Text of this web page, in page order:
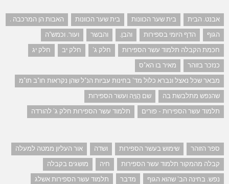
אבנט. הבית בית שער הכוונות בית שער הכוונות
האבות הן המרכבה .
הגוף
הדף היומי בספירות והבן. והבשר
ועור. וכמש"ה
חכמת הקבלה תלמוד עשר הספירות
חלק ג' חלק יב
חלק יג
כנזכר בזוהר
מאיר בו הא"ס
מבאר שכל נאצל ונברא כלול מד' בחינות עביות הנ"ל שהן נקראות חו"ב תו"מ
שהנפש מתלבשת בה
שם הֲוָיָה ועשר הספירות
תלמוד עשר הספירות - פורים
תלמוד עשר הספירות חלק ג' להורדה
ספר הזוהר שימוש בעשר הספירות ושדה
אור העליון ממטה למעלה
קבלה מהמקור תלמוד עשר הספירות
חיה
מושגים בקבלה
נפש. בחינה הב' שהוא הגוף
מדבר
תלמוד עשר הספירות אשלג